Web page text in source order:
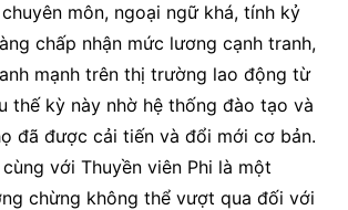
môn, ngoại ngữ khá, tính kỷ
chấp nhận mức lương cạnh tranh,
mạnh trên thị trường lao động từ
thế kỳ này nhờ hệ thống đào tạo và
đã được cải tiến và đổi mới cơ bản.
với Thuyền viên Phi là một
chừng không thể vượt qua đối với